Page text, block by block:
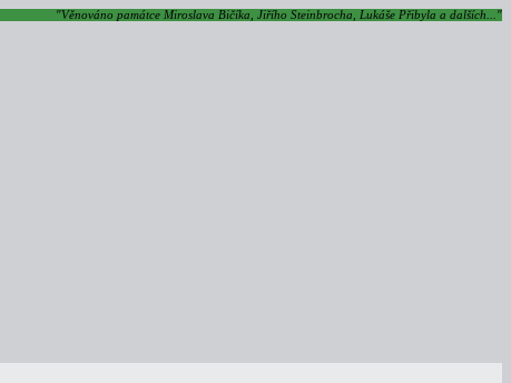
"Věnováno památce Miroslava Bičíka, Jiřího Steinbrocha, Lukáše Přibyla a dalších..."